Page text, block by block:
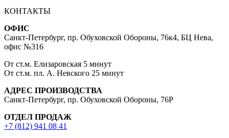
КОНТАКТЫ
ОФИС
Санкт-Петербург, пр. Обуховской Обороны, 76к4, БЦ Нева,
офис №316
От ст.м. Елизаровская 5 минут
От ст.м. пл. А. Невского 25 минут
АДРЕС ПРОИЗВОДСТВА
Санкт-Петербург, пр. Обуховской Обороны, 76Р
ОТДЕЛ ПРОДАЖ
+7 (812) 941 08 41